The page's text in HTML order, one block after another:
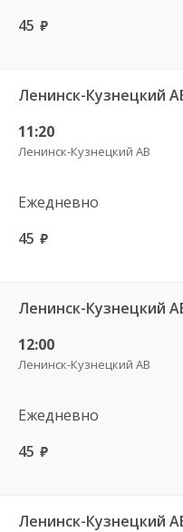
45 руб.
Ленинск-Кузнецкий
11:20
Ленинск-Кузнецкий АВ
Ежедневно
45 руб.
Ленинск-Кузнецкий
12:00
Ленинск-Кузнецкий АВ
Ежедневно
45 руб.
Ленинск-Кузнецкий